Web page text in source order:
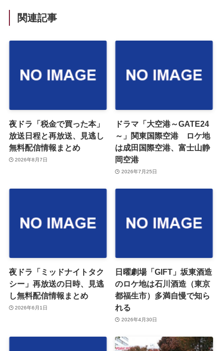
関連記事
夜ドラ「税金で買った本」
放送日程と再放送、見逃し
無料配信情報まとめ
2026年8月7日
ドラマ「大空港～GATE24
～」関東国際空港 ロケ地
は成田国際空港、富士山静
岡空港
2026年7月25日
夜ドラ「ミッドナイトタク
シー」再放送の日時、見逃
し無料配信情報まとめ
2026年6月1日
日曜劇場「GIFT」坂東酒造
のロケ地は石川酒造（東京
都福生市）多満自慢で知ら
れる
2026年4月30日